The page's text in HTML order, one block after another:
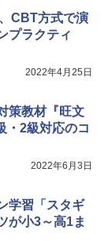
ロジ
送） (TJMOOK)
ネット
CBT方式で演
プラクティ
2022年4月25日
策教材『旺文
・2級対応のコ
2022年6月3日
学習「スタギ
が小3～高1ま